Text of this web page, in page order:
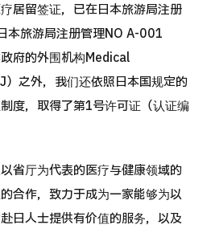
居留签证，已在日本旅游局注册
本旅游局注册管理NO A-001
府的外围机构Medical
之外，我们还依照日本国规定的
度，取得了第1号许可证（认证编
省厅为代表的医疗与健康领域的
合作，致力于成为一家能够为以
日人士提供有价值的服务，以及